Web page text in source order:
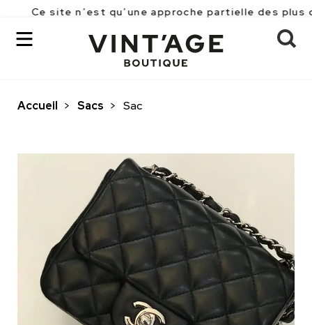
Ce site n’est qu’une approche partielle des plus
Accueil > Sacs > Sac